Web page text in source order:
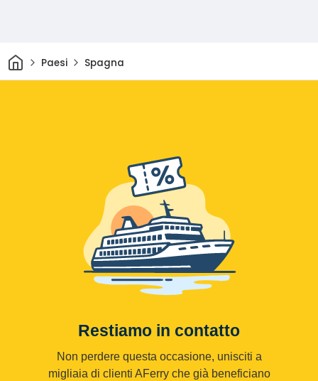
CasaPaesi Spagna
Restiamo in contatto
Non perdere questa occasione, unisciti a
migliaia di clienti AFerry che già beneficiano